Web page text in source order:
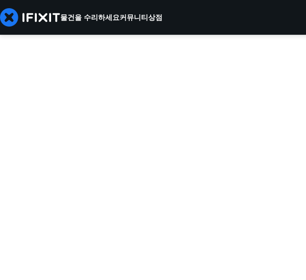
물건을 수리하세요커뮤니티상점